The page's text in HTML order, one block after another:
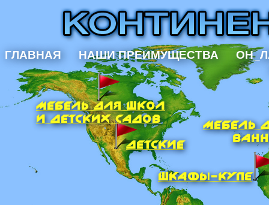
ШКАФЫ-КУПЕ
ДЕТСКИЕ
МЕБЕЛЬ ДЛЯ ШКОЛ
И ДЕТСКИХ САДОВ
МЕБЕЛЬ
ГЛАВНАЯ НАШИ ПРЕИМУЩЕСТВА